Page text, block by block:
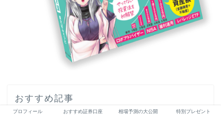
おすすめ記事
プロフィール おすすめ証券口座 相場予測の大公開 特別プレゼント